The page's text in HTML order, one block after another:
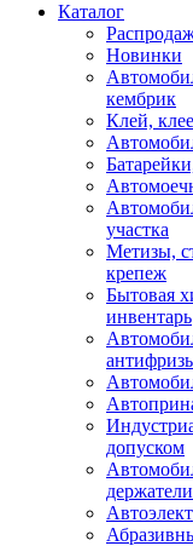
Каталог
Новинки
кембрик
Клей,
участка
Метизы,
крепеж
Бытовая
инвентарь
допуском